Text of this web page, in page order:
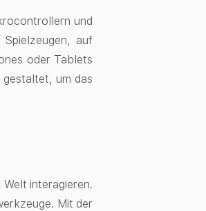
und
auf
oder Tablets
um das
interagieren.
Mit der